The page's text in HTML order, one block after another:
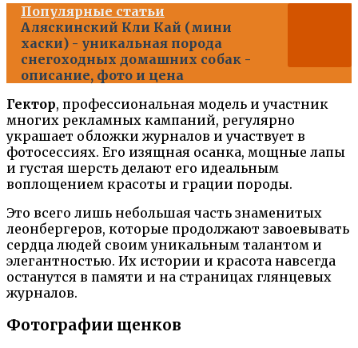
Популярные статьи
Аляскинский Кли Кай (мини
хаски) - уникальная порода
снегоходных домашних собак -
описание, фото и цена
Гектор, профессиональная модель и участник
многих рекламных кампаний, регулярно
украшает обложки журналов и участвует в
фотосессиях. Его изящная осанка, мощные лапы
и густая шерсть делают его идеальным
воплощением красоты и грации породы.
Это всего лишь небольшая часть знаменитых
леонбергеров, которые продолжают завоевывать
сердца людей своим уникальным талантом и
элегантностью. Их истории и красота навсегда
останутся в памяти и на страницах глянцевых
журналов.
Фотографии щенков